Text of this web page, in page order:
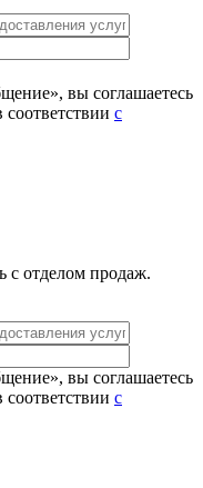
вы соглашаетесь
с
с отделом продаж.
вы соглашаетесь
с